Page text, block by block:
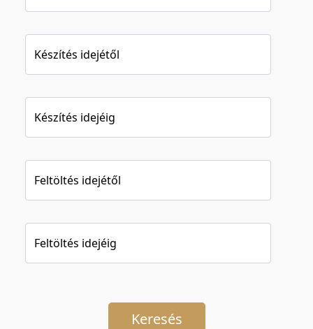
Készítés idejétől
Készítés idejéig
Feltöltés idejétől
Feltöltés idejéig
Keresés